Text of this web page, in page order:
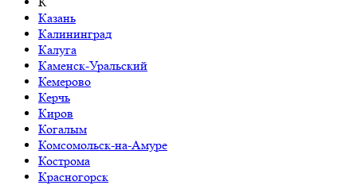
Казань
Калининград
Калуга
Каменск-Уральский
Кемерово
Керчь
Киров
Когалым
Комсомольск-на-Амуре
Кострома
Красногорск